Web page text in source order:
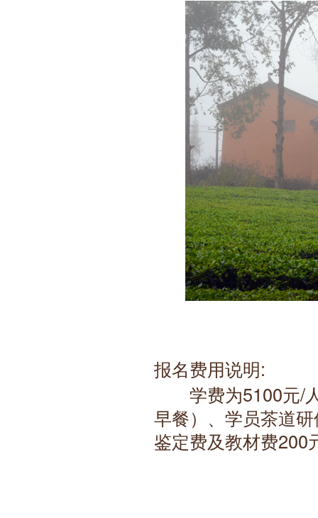
报名费用说明:
学费为5100元/人
早餐）、学员茶道
鉴定费及教材费200